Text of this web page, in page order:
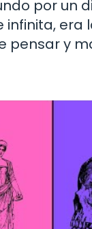
por un
infinita,
pensar y